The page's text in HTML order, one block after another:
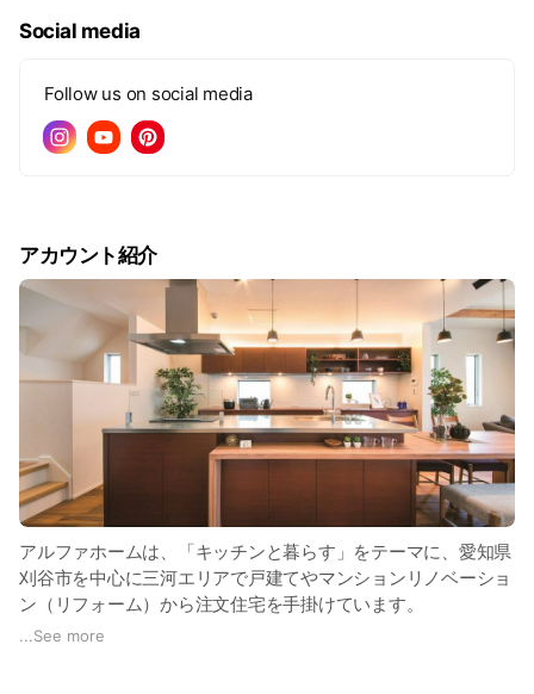
Social media
Follow us on social media
アカウント紹介
アルファホームは、「キッチンと暮らす」をテーマに、愛知県
刈谷市を中心に三河エリアで戸建てやマンションリノベーショ
ン（リフォーム）から注文住宅を手掛けています。
...See more